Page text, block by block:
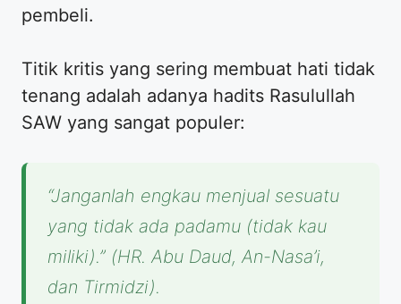
pembeli.
Titik kritis yang sering membuat hati tidak
tenang adalah adanya hadits Rasulullah
SAW yang sangat populer:
“Janganlah engkau menjual sesuatu
yang tidak ada padamu (tidak kau
miliki).” (HR. Abu Daud, An-Nasa’i,
dan Tirmidzi).